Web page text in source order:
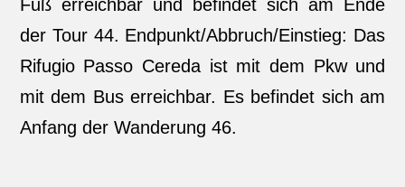
Fuß erreichbar und befindet sich am Ende
der Tour 44. Endpunkt/Abbruch/Einstieg: Das
Rifugio Passo Cereda ist mit dem Pkw und
mit dem Bus erreichbar. Es befindet sich am
Anfang der Wanderung 46.